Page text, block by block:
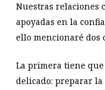
Nuestras relaciones
apoyadas en la
ello mencionaré dos
La primera tiene
delicado: preparar